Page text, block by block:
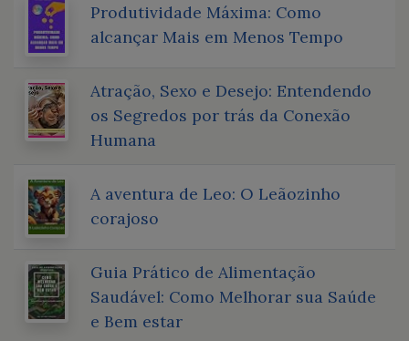
Produtividade Máxima: Como
alcançar Mais em Menos Tempo
Atração, Sexo e Desejo: Entendendo
os Segredos por trás da Conexão
Humana
A aventura de Leo: O Leãozinho
corajoso
Guia Prático de Alimentação
Saudável: Como Melhorar sua Saúde
e Bem estar